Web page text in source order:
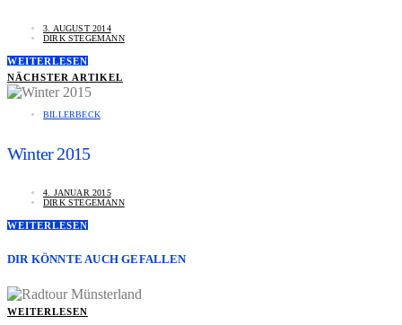
3. AUGUST 2014
DIRK STEGEMANN
WEITERLESEN
NÄCHSTER ARTIKEL
BILLERBECK
Winter 2015
4. JANUAR 2015
DIRK STEGEMANN
WEITERLESEN
DIR KÖNNTE AUCH GEFALLEN
WEITERLESEN